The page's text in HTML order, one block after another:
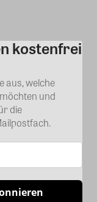
kostenfrei
aus, welche
und
die